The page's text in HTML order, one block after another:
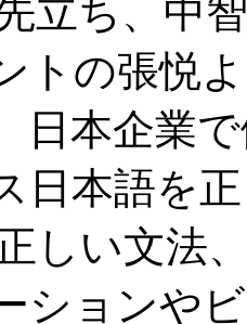
立ち、中
トの張悦
日本企業
日本語を
しい文法
ションや